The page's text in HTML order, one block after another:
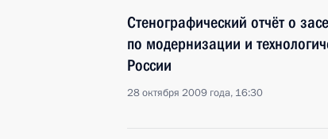
Стенографический отчёт о
по модернизации и
России
28 октября 2009 года, 16:30